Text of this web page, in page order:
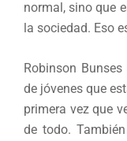
normal, sino que
la sociedad. Eso
Robinson
de jóvenes que
primera vez que
de todo.